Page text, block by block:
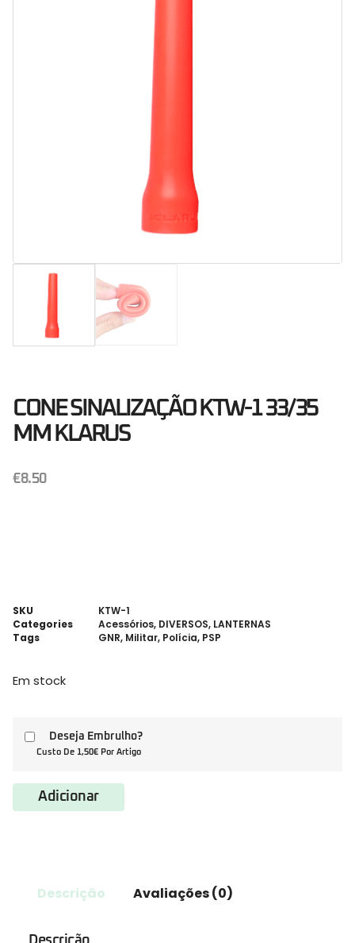
CONE SINALIZAÇÃO KTW-1 33/35
MM KLARUS
€8.50
SKU
KTW-1
Categories
Acessórios, DIVERSOS, LANTERNAS
Tags
GNR, Militar, Polícia, PSP
Em stock
Deseja Embrulho?
Custo De 1,50€ Por Artigo
Adicionar
Descrição Avaliações (0)